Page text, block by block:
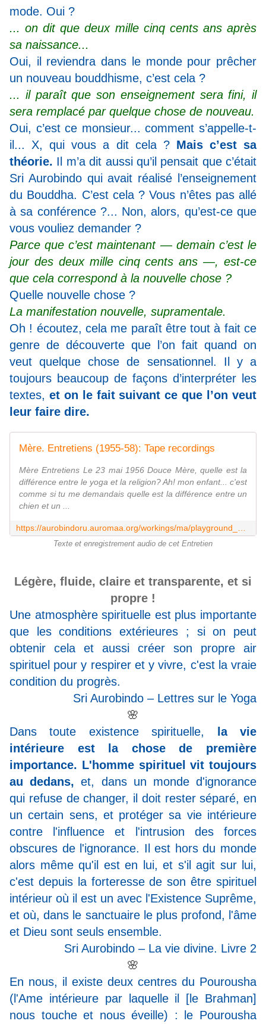
mode. Oui ?
... on dit que deux mille cinq cents ans après
sa naissance...
Oui, il reviendra dans le monde pour prêcher
un nouveau bouddhisme, c’est cela ?
... il paraît que son enseignement sera fini, il
sera remplacé par quelque chose de nouveau.
Oui, c’est ce monsieur... comment s’appelle-t-
il... X, qui vous a dit cela ? Mais c’est sa
théorie. Il m’a dit aussi qu’il pensait que c’était
Sri Aurobindo qui avait réalisé l’enseignement
du Bouddha. C’est cela ? Vous n’êtes pas allé
à sa conférence ?... Non, alors, qu’est‑ce que
vous vouliez demander ?
Parce que c’est maintenant — demain c’est le
jour des deux mille cinq cents ans —, est‑ce
que cela correspond à la nouvelle chose ?
Quelle nouvelle chose ?
La manifestation nouvelle, supramentale.
Oh ! écoutez, cela me paraît être tout à fait ce
genre de découverte que l’on fait quand on
veut quelque chose de sensationnel. Il y a
toujours beaucoup de façons d’interpréter les
textes, et on le fait suivant ce que l’on veut
leur faire dire.
Mère. Entretiens (1955-58): Tape recordings
Mère Entretiens Le 23 mai 1956 Douce Mère, quelle est la
différence entre le yoga et la religion? Ah! mon enfant... c'est
comme si tu me demandais quelle est la différence entre un
chien et un ...
Texte et enregistrement audio de cet Entretien
Légère, fluide, claire et transparente, et si
propre !
Une atmosphère spirituelle est plus importante
que les conditions extérieures ; si on peut
obtenir cela et aussi créer son propre air
spirituel pour y respirer et y vivre, c'est la vraie
condition du progrès.
Sri Aurobindo – Lettres sur le Yoga
🌸
Dans toute existence spirituelle,
la vie
intérieure est la chose de première
importance. L'homme spirituel vit toujours
au dedans,et, dans un monde d'ignorance
qui refuse de changer, il doit rester séparé, en
un certain sens, et protéger sa vie intérieure
contre l'influence et l'intrusion des forces
obscures de l'ignorance. Il est hors du monde
alors même qu'il est en lui, et s'il agit sur lui,
c'est depuis la forteresse de son être spirituel
intérieur où il est un avec l'Existence Suprême,
et où, dans le sanctuaire le plus profond, l'âme
et Dieu sont seuls ensemble.
Sri Aurobindo – La vie divine. Livre 2
🌸
En nous, il existe deux centres du Pourousha
(l'Ame intérieure par laquelle il [le Brahman]
nous touche et nous éveille) : le Pourousha